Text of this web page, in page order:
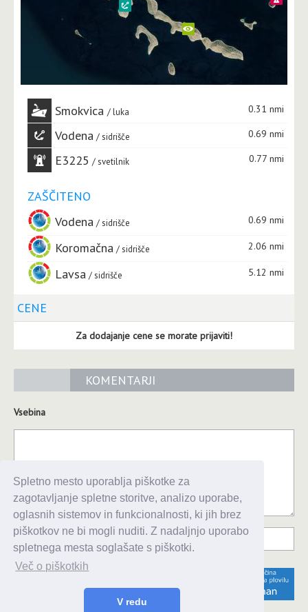
Spletno mesto uporablja piškotke za
zagotavljanje spletne storitve, analizo uporabe,
oglasnih sistemov in funkcionalnosti, ki jih brez
piškotkov ne bi mogli nuditi. Z nadaljnjo uporabo
spletnega mesta soglašate s piškotki.
Več o piškotkih
V redu
Smokvica luka 0.31 nmi
Vodena sidrišče 0.69 nmi
E3225 svetilnik 0.77 nmi
ZAŠČITENO
Vodena
sidrišče 0.69 nmi
Koromačna sidrišče 2.06 nmi
Lavsa sidrišče 5.12 nmi
CENE
Za dodajanje cene se morate prijaviti!
KOMENTARJI
Vsebina